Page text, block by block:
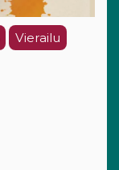
Vierailu